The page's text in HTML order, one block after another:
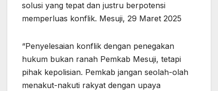
solusi yang tepat dan justru berpotensi
memperluas konflik. Mesuji, 29 Maret 2025
“Penyelesaian konflik dengan penegakan
hukum bukan ranah Pemkab Mesuji, tetapi
pihak kepolisian. Pemkab jangan seolah-olah
menakut-nakuti rakyat dengan upaya